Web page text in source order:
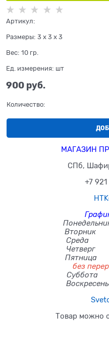
Артикул:
Размеры: 3 x 3 x 3
Вес: 10 гр.
Ед. измерения: шт
900 руб.
Количество:
МАГАЗИН
СПб,
+7
Вторник
Среда
Четверг
Пятница
без
Товар можно